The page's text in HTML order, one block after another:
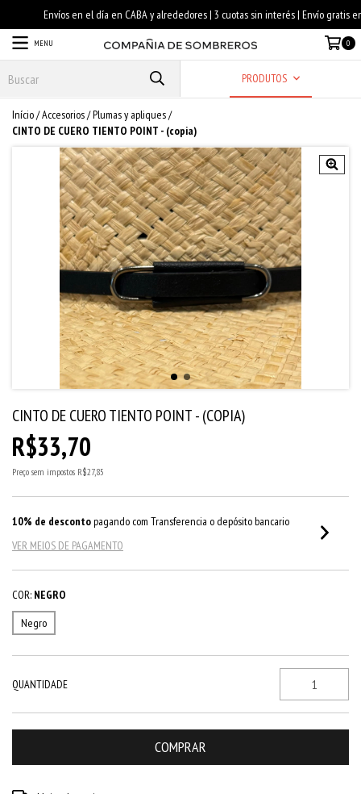
MENU 0
PRODUTOS
Início/Accesorios/Plumas y apliques/
CINTO DE CUERO TIENTO POINT - (copia)
CINTO DE CUERO TIENTO POINT - (COPIA)
R$33,70
Preço sem impostos R$27,85
10% de descontopagando com Transferencia o depósito bancario
VER MEIOS DE PAGAMENTO
COR: NEGRO
Negro
QUANTIDADE